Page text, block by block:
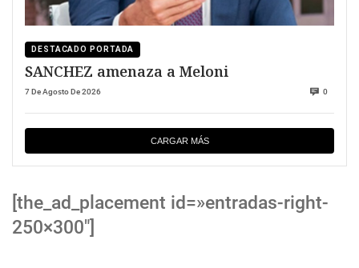
DESTACADO PORTADA
SANCHEZ amenaza a Meloni
7 De Agosto De 2026 0
CARGAR MÁS
[the_ad_placement id=»entradas-right-
250×300″]